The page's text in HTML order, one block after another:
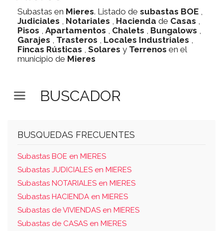
Subastas en Mieres. Listado de subastas BOE ,
Judiciales , Notariales , Hacienda de Casas ,
Pisos , Apartamentos , Chalets , Bungalows ,
Garajes , Trasteros , Locales Industriales ,
Fincas Rústicas , Solares y Terrenos en el
municipio de Mieres
BUSCADOR
BUSQUEDAS FRECUENTES
Subastas BOE en MIERES
Subastas JUDICIALES en MIERES
Subastas NOTARIALES en MIERES
Subastas HACIENDA en MIERES
Subastas de VIVIENDAS en MIERES
Subastas de CASAS en MIERES